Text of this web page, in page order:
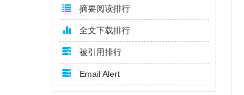
摘要阅读排行
全文下载排行
被引用排行
Email Alert